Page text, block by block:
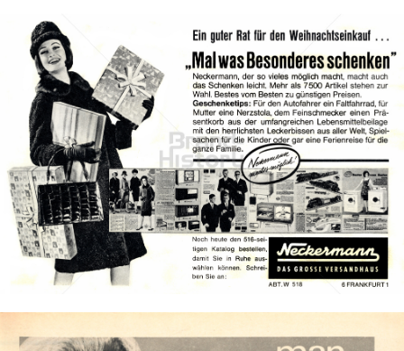
Neckermann Versand Neckermann Versand 1963
Bild-ID: 40167